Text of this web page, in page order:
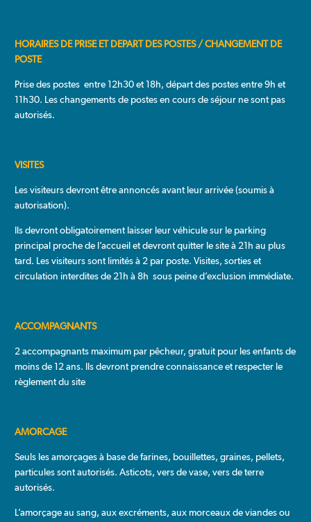
HORAIRES DE PRISE ET DEPART DES POSTES / CHANGEMENT DE
POSTE
Prise des postes entre 12h30 et 18h, départ des postes entre 9h et
11h30. Les changements de postes en cours de séjour ne sont pas
autorisés.
VISITES
Les visiteurs devront être annoncés avant leur arrivée (soumis à
autorisation).
Ils devront obligatoirement laisser leur véhicule sur le parking
principal proche de l’accueil et devront quitter le site à 21h au plus
tard. Les visiteurs sont limités à 2 par poste. Visites, sorties et
circulation interdites de 21h à 8h sous peine d’exclusion immédiate.
ACCOMPAGNANTS
2 accompagnants maximum par pêcheur, gratuit pour les enfants de
moins de 12 ans. Ils devront prendre connaissance et respecter le
règlement du site
AMORCAGE
Seuls les amorçages à base de farines, bouillettes, graines, pellets,
particules sont autorisés. Asticots, vers de vase, vers de terre
autorisés.
L’amorçage au sang, aux excréments, aux morceaux de viandes ou